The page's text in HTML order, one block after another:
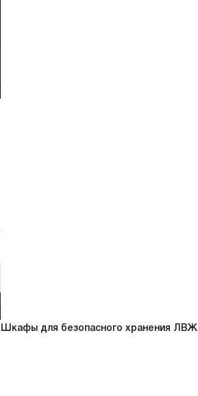
Шкафы для безопасного хранения ЛВЖ